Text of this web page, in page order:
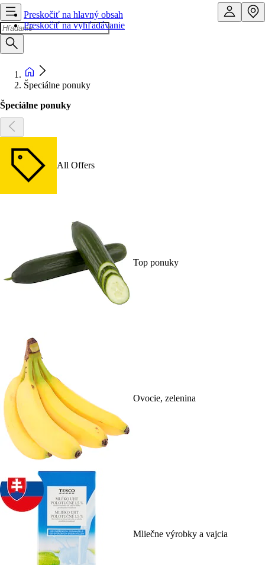
Preskočiť na hlavný obsah
Preskočiť na vyhľadávanie
Špeciálne ponuky
Špeciálne ponuky
All Offers
Top ponuky
Ovocie, zelenina
Mliečne výrobky a vajcia